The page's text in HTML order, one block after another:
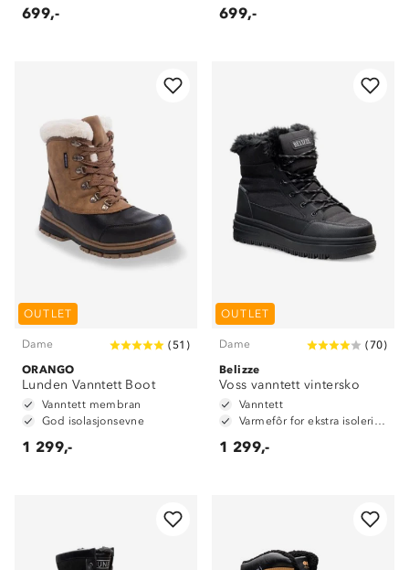
699,- 699,-
OUTLET
Dame (51 )
ORANGO
Lunden Vanntett Boot
Vanntett membran
God isolasjonsevne
1 299,-
OUTLET
Dame (70)
Belizze
Voss vanntett vintersko
Vanntett
Varmefôr for ekstra isolering
1 299,-